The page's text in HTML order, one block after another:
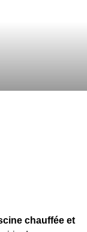
chauffée et